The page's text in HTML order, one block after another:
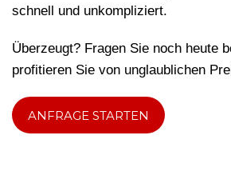
schnell und unkompliziert.
Überzeugt? Fragen Sie noch heute
profitieren Sie von unglaublichen
ANFRAGE STARTEN